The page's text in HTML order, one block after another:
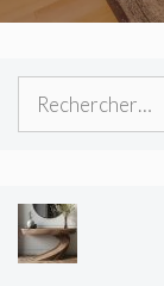
Rechercher :